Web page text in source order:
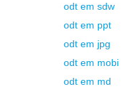
odt em sdw
odt em ppt
odt em jpg
odt em mobi
odt em md